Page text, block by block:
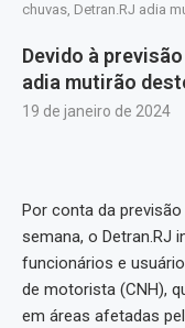
chuvas, Detran.RJ adia
Devido à
adia mutirão
19 de janeiro de 2024
Por conta da
semana, o Detran.RJ
funcionários e
de motorista (CNH),
em áreas afetadas